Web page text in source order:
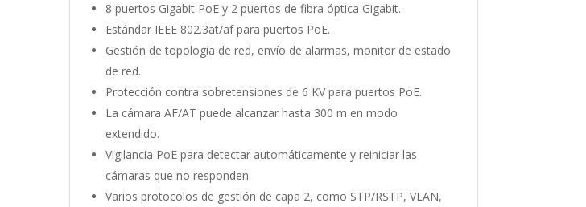
8 puertos Gigabit PoE y 2 puertos de fibra óptica Gigabit.
Estándar IEEE 802.3at/af para puertos PoE.
Gestión de topología de red, envío de alarmas, monitor de estado
de red.
Protección contra sobretensiones de 6 KV para puertos PoE.
La cámara AF/AT puede alcanzar hasta 300 m en modo
extendido.
Vigilancia PoE para detectar automáticamente y reiniciar las
cámaras que no responden.
Varios protocolos de gestión de capa 2, como STP/RSTP, VLAN,